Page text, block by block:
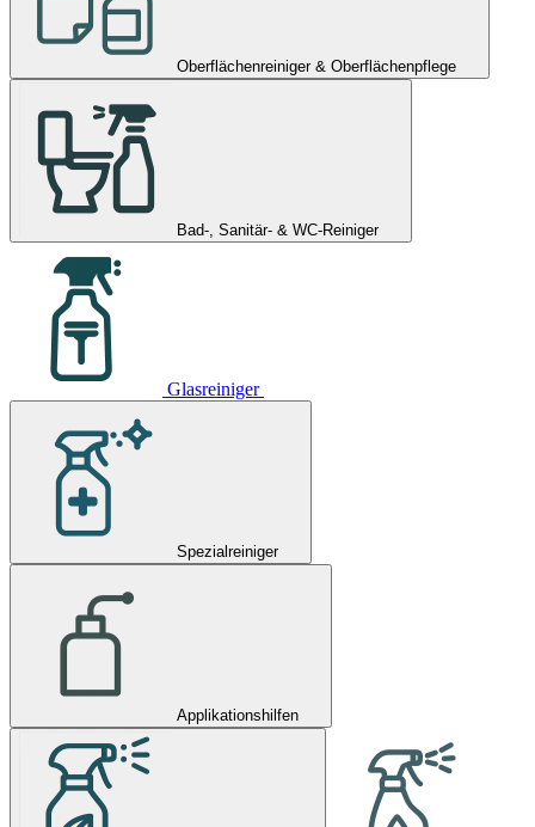
Oberflächenreiniger & Oberflächenpflege
Bad-, Sanitär- & WC-Reiniger
Glasreiniger
Spezialreiniger
Applikationshilfen